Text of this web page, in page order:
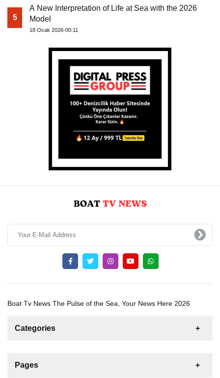
5
A New Interpretation of Life at Sea with the 2026
Model
18 Ocak 2026-00:11
Boat Tv News The Pulse of the Sea, Your News Here 2026
Categories
For Sale
Pages